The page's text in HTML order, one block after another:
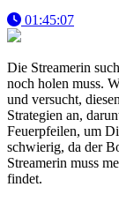
01:45:07
Die Streamerin
noch holen muss.
und versucht,
Strategien an,
Feuerpfeilen, um
schwierig, da der
Streamerin muss
findet.